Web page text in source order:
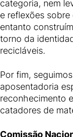
categoria, nem
e reflexões
entanto
torno da
recicláveis.
Por fim,
aposentadoria
reconhecimento
catadores de
Comissão